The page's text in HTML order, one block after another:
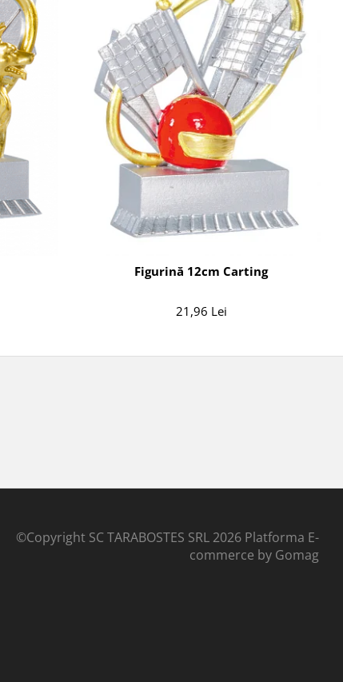
Figurină 12cm Carting
21,96 Lei
©Copyright SC TARABOSTES SRL 2026 Platforma E-
commerce by Gomag